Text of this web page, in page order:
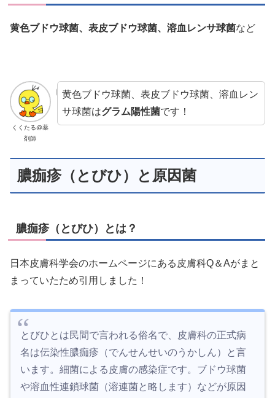
黄色ブドウ球菌、表皮ブドウ球菌、溶血レンサ球菌など
くくたる@薬
剤師
黄色ブドウ球菌、表皮ブドウ球菌、溶血レン
サ球菌はグラム陽性菌です！
膿痂疹（とびひ）と原因菌
膿痂疹（とびひ）とは？
日本皮膚科学会のホームページにある皮膚科Q＆Aがまと
まっていたため引用しました！
とびひとは民間で言われる俗名で、皮膚科の正式病
名は伝染性膿痂疹（でんせんせいのうかしん）と言
います。細菌による皮膚の感染症です。ブドウ球菌
や溶血性連鎖球菌（溶連菌と略します）などが原因